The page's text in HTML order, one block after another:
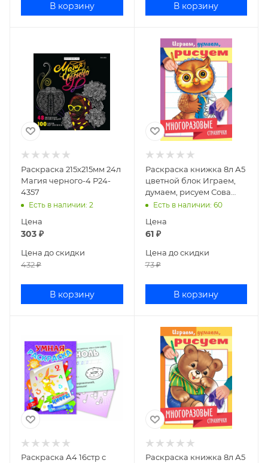
В корзину В корзину
Раскраска 215х215мм 24л
Магия черного-4 Р24-
4357
Есть в наличии: 2
Цена
303 ₽
Цена до скидки
432₽
В корзину
Раскраска книжка 8л А5
цветной блок Играем,
думаем, рисуем Сова
4Рц5л_22342
Есть в наличии: 60
Цена
61₽
Цена до скидки
73₽
В корзину
Раскраска А4 16стр с
Раскраска книжка 8л А5